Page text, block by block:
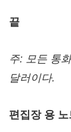
끝
주: 모든 통
달러이다.
편집장 용 노